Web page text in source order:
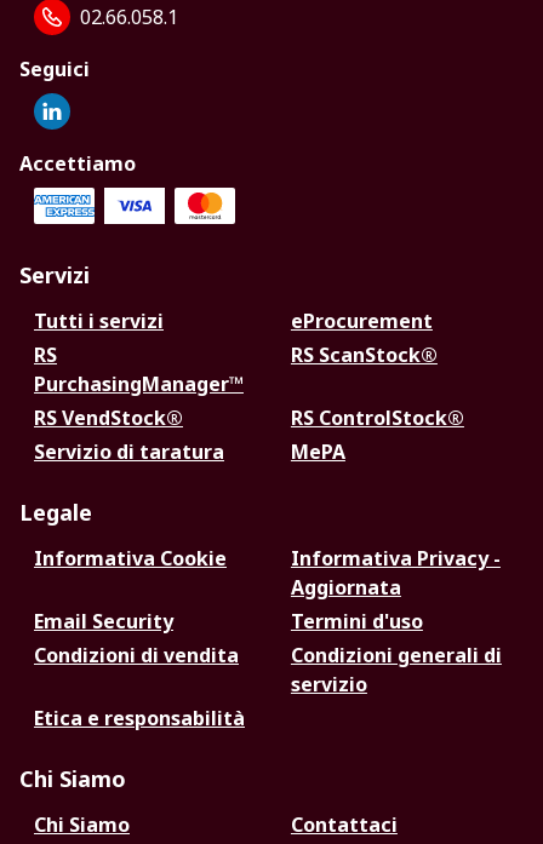
02.66.058.1
Seguici
Accettiamo
Servizi
Tutti i servizi
eProcurement
RS
PurchasingManager™
RS ScanStock®
RS VendStock®
RS ControlStock®
Servizio di taratura
MePA
Legale
Informativa Cookie
Informativa Privacy -
Aggiornata
Email Security
Termini d'uso
Condizioni di vendita
Condizioni generali di
servizio
Etica e responsabilità
Chi Siamo
Chi Siamo Contattaci